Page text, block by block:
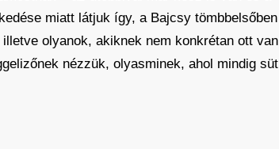
miatt látjuk így, a Bajcsy tömbbelsőben
olyanok, akiknek nem konkrétan ott van
nézzük, olyasminek, ahol mindig süt